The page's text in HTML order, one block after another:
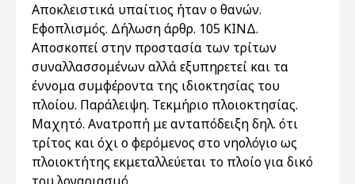
Αποκλειστικά υπαίτιος ήταν ο θανών.
Εφοπλισμός. Δήλωση άρθρ. 105 ΚΙΝΔ.
Αποσκοπεί στην προστασία των τρίτων
συναλλασσομένων αλλά εξυπηρετεί και τα
έννομα συμφέροντα της ιδιοκτησίας του
πλοίου. Παράλειψη. Τεκμήριο πλοιοκτησίας.
Μαχητό. Ανατροπή με ανταπόδειξη δηλ. ότι
τρίτος και όχι ο φερόμενος στο νηολόγιο ως
πλοιοκτήτης εκμεταλλεύεται το πλοίο για δικό